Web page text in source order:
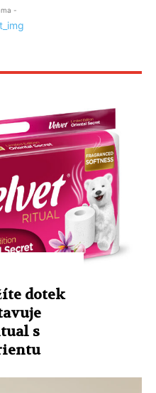
-
dotek
s